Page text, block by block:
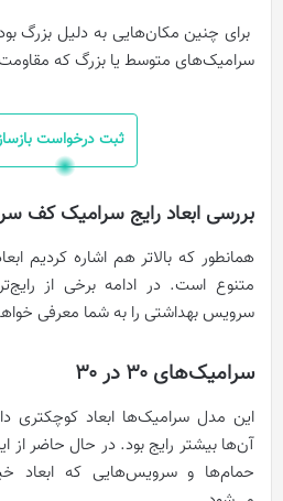
برای چنین مکان‌هایی به دلیل بزرگ
سرامیک‌های متوسط یا بزرگ که مقاومت
ثبت درخواست
بررسی ابعاد رایج سرامیک کف
همانطور که بالاتر هم اشاره کردیم
متنوع است. در ادامه برخی از
سرویس بهداشتی را به شما معرفی
سرامیک‌های ۳۰ در ۳۰
این مدل سرامیک‌ها ابعاد کوچکتری
آن‌ها بیشتر رایج بود. در حال حاضر از
حمام‌ها و سرویس‌هایی که ابعاد